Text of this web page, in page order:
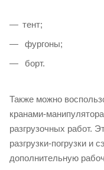
тент;
фургоны;
борт.
Также можно
кранами-
разгрузочных работ.
разгрузки-погрузки и
дополнительную